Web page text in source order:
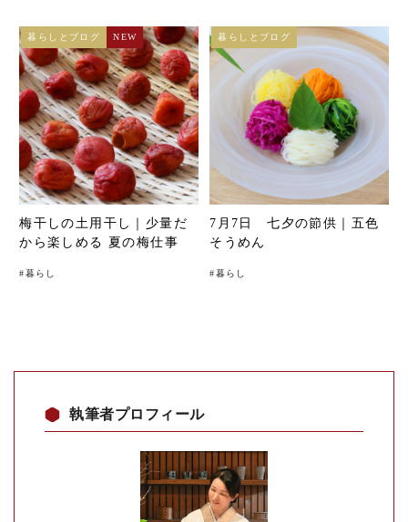
梅干しの土用干し｜少量だ
から楽しめる 夏の梅仕事
#暮らし
暮らしとブログ NEW
7月7日 七夕の節供｜五色
そうめん
#暮らし
暮らしとブログ
執筆者プロフィール